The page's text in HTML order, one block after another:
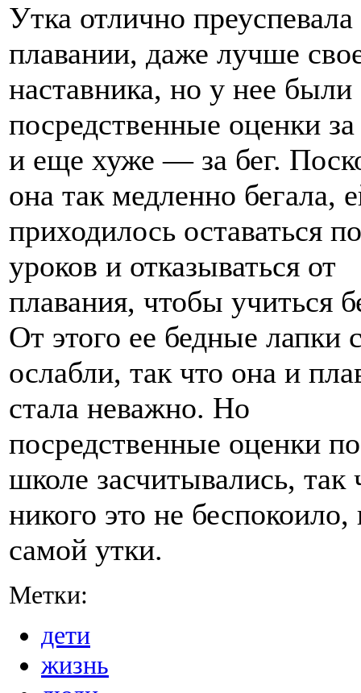
Утка отлично преуспевала
плавании, даже лучше
наставника, но у нее были
посредственные оценки
и еще хуже — за бег.
она так медленно бегала,
приходилось оставаться
уроков и отказываться от
плавания, чтобы учиться
От этого ее бедные лапки
ослабли, так что она и
стала неважно. Но
посредственные оценки
школе засчитывались, так
никого это не беспокоило,
самой утки.
Метки:
дети
жизнь